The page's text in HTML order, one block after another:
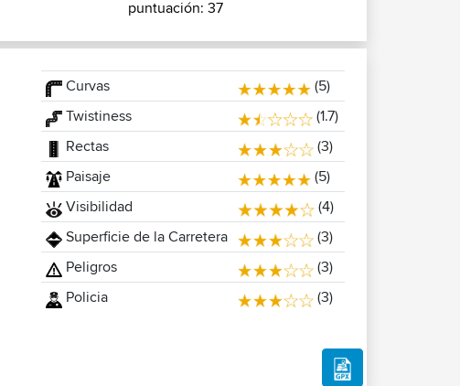
puntuación: 37
Curvas
(5)
Twistiness
(1.7)
Rectas
(3)
Paisaje
(5)
Visibilidad
(4)
Superficie de la Carretera
(3)
Peligros
(3)
Policia
(3)